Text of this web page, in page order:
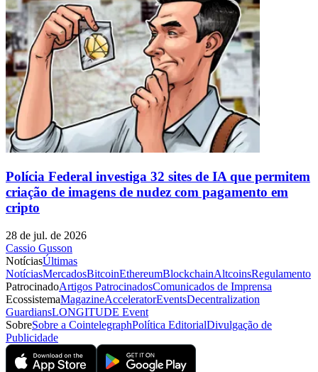
Polícia Federal investiga 32 sites de IA que permitem
criação de imagens de nudez com pagamento em
cripto
28 de jul. de 2026
Cassio Gusson
NotíciasÚltimas
NotíciasMercadosBitcoinEthereumBlockchainAltcoinsRegulamento
PatrocinadoArtigos PatrocinadosComunicados de Imprensa
EcossistemaMagazineAcceleratorEventsDecentralization
GuardiansLONGITUDE Event
SobreSobre a CointelegraphPolítica EditorialDivulgação de
Publicidade